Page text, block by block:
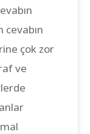
cevabın
çok zor
ve